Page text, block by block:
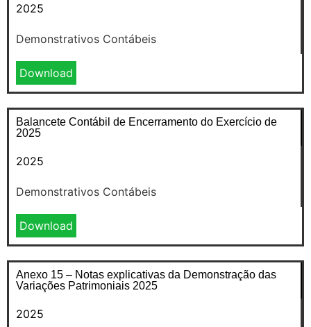
2025
Demonstrativos Contábeis
Download
Balancete Contábil de Encerramento do Exercício de
2025
2025
Demonstrativos Contábeis
Download
Anexo 15 – Notas explicativas da Demonstração das
Variações Patrimoniais 2025
2025